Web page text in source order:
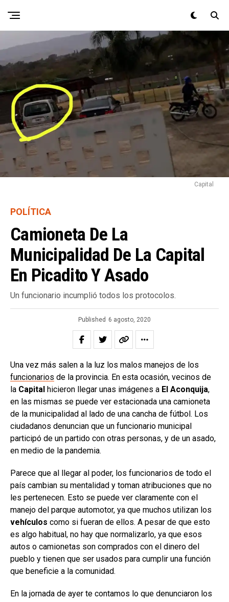
Capital
POLÍTICA
Camioneta De La
Municipalidad De La Capital
En Picadito Y Asado
Un funcionario incumplió todos los protocolos.
Published 6 agosto, 2020
Una vez más salen a la luz los malos manejos de los
funcionarios de la provincia. En esta ocasión, vecinos de
la Capital hicieron llegar unas imágenes a El Aconquija,
en las mismas se puede ver estacionada una camioneta
de la municipalidad al lado de una cancha de fútbol. Los
ciudadanos denuncian que un funcionario municipal
participó de un partido con otras personas, y de un asado,
en medio de la pandemia.
Parece que al llegar al poder, los funcionarios de todo el
país cambian su mentalidad y toman atribuciones que no
les pertenecen. Esto se puede ver claramente con el
manejo del parque automotor, ya que muchos utilizan los
vehículos como si fueran de ellos. A pesar de que esto
es algo habitual, no hay que normalizarlo, ya que esos
autos o camionetas son comprados con el dinero del
pueblo y tienen que ser usados para cumplir una función
que beneficie a la comunidad.
En la jornada de ayer te contamos lo que denunciaron los